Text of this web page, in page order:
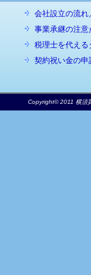
会社設立の流
事業承継の注意
税理士を代え
契約祝い金の申
Copyright© 2011 横須